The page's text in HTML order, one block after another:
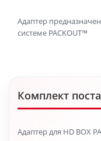
Адаптер
системе PACKOUT™
Комплект
Адаптер для HD BOX